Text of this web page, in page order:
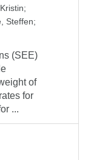
;
Steffen;
(SEE)
of
for
...